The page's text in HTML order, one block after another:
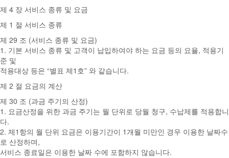
제 4 장 서비스 종류 및 요금
제 1 절 서비스 종류
제 29 조 (서비스 종류 및 요금)
1. 기본 서비스 종류 및 고객이 납입하여야 하는 요금 등의 요율, 적용기
준 및
적용대상 등은 “별표 제1호” 와 같습니다.
제 2 절 요금의 계산
제 30 조 (과금 주기의 산정)
1. 요금산정을 위한 과금 주기는 월 단위로 당월 청구, 수납제를 적용합니
다.
2. 제1항의 월 단위 요금은 이용기간이 1개월 미만인 경우 이용한 날짜수
로 산정하며,
서비스 종료일은 이용한 날짜 수에 포함하지 않습니다.